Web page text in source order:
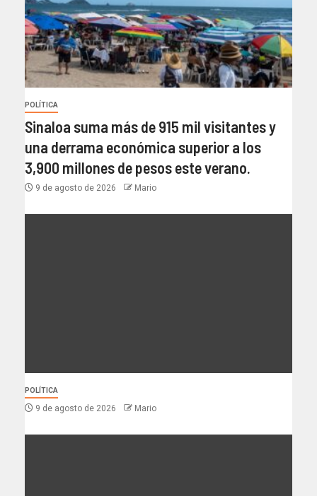
POLÍTICA
Sinaloa suma más de 915 mil visitantes y
una derrama económica superior a los
3,900 millones de pesos este verano.
9 de agosto de 2026 Mario
POLÍTICA
9 de agosto de 2026 Mario